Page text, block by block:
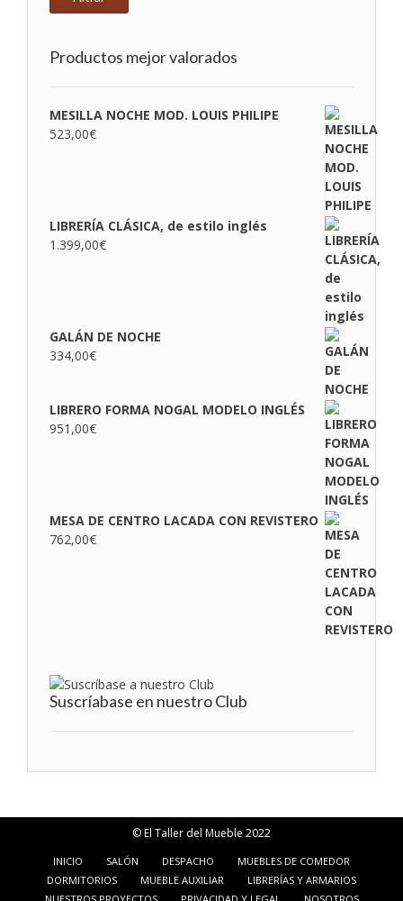
Productos mejor valorados
MESILLA NOCHE MOD. LOUIS PHILIPE
523,00€
LIBRERÍA CLÁSICA, de estilo inglés
1.399,00€
GALÁN DE NOCHE
334,00€
LIBRERO FORMA NOGAL MODELO INGLÉS
951,00€
MESA DE CENTRO LACADA CON REVISTERO
762,00€
Suscríabase en nuestro Club
© El Taller del Mueble 2022
INICIO SALÓN DESPACHO
MUEBLES DE COMEDOR
DORMITORIOS
MUEBLE AUXILIAR
LIBRERÍAS Y ARMARIOS